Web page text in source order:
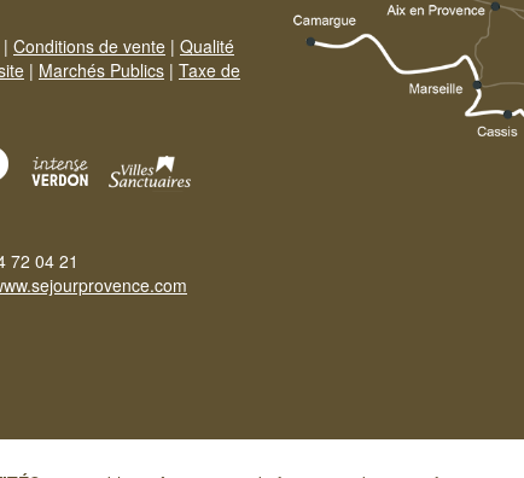
| Conditions de vente | Qualité
| Marchés Publics | Taxe de
72 04 21